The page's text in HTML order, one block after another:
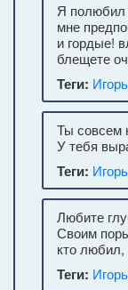
Я полюбил
мне
и гордые!
блещете
Теги:
Ты совсем
У тебя
Теги:
Любите
Своим
кто
Теги: